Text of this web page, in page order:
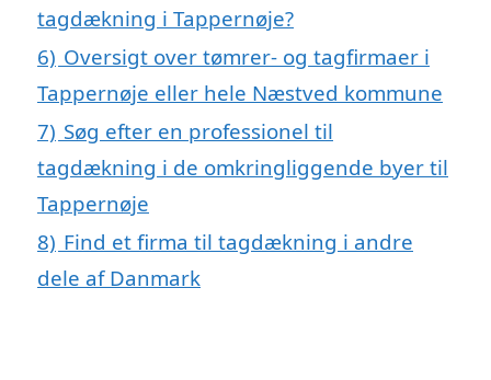
tagdækning i Tappernøje?
6) Oversigt over tømrer- og tagfirmaer i
Tappernøje eller hele Næstved kommune
7) Søg efter en professionel til
tagdækning i de omkringliggende byer til
Tappernøje
8) Find et firma til tagdækning i andre
dele af Danmark